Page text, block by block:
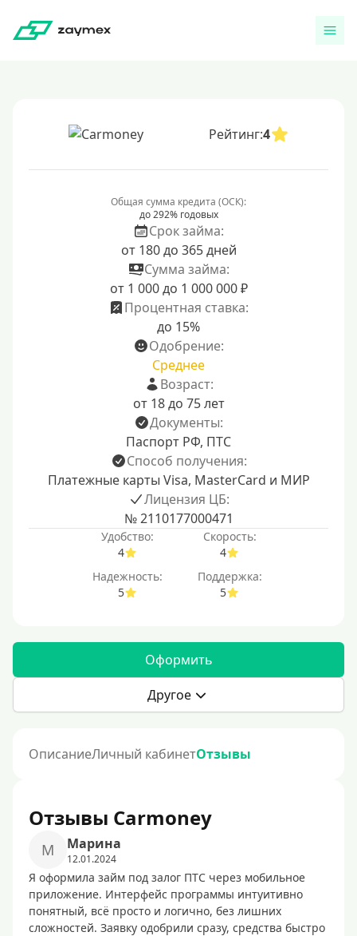
Рейтинг:4
Общая сумма кредита (ОСК):
до 292% годовых
Срок займа:
от 180 до 365 дней
Сумма займа:
от 1 000 до 1 000 000 ₽
Процентная ставка:
до 15%
Одобрение:
Среднее
Возраст:
от 18 до 75 лет
Документы:
Паспорт РФ, ПТС
Способ получения:
Платежные карты Visa, MasterCard и МИР
Лицензия ЦБ:
№ 2110177000471
Удобство:
4
Скорость:
4
Надежность:
5
Поддержка:
5
Оформить
Другое
ОписаниеЛичный кабинетОтзывы
Отзывы Carmoney
М Марина
12.01.2024
Я оформила займ под залог ПТС через мобильное
приложение. Интерфейс программы интуитивно
понятный, всё просто и логично, без лишних
сложностей. Заявку одобрили сразу, средства быстро